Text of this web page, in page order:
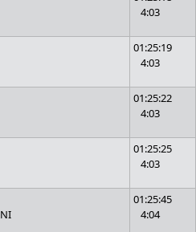
4:03
01:25:19
4:03
01:25:22
4:03
01:25:25
4:03
01:25:45
4:04